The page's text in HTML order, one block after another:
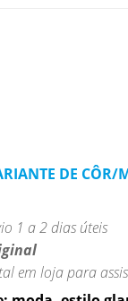
DE CÔR/
1 a 2 dias úteis
em loja para